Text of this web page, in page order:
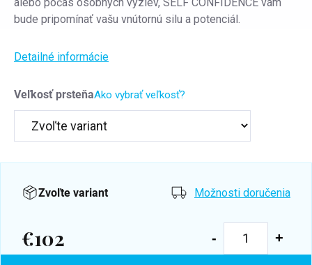
Veľkosť prsteňaAko vybrať veľkosť?
bude pripomínať vašu vnútornú silu a potenciál.
Detailné informácie
Zvoľte variant Možnosti doručenia
€102
Jednotková